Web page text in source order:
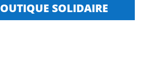
SOLIDAIRE